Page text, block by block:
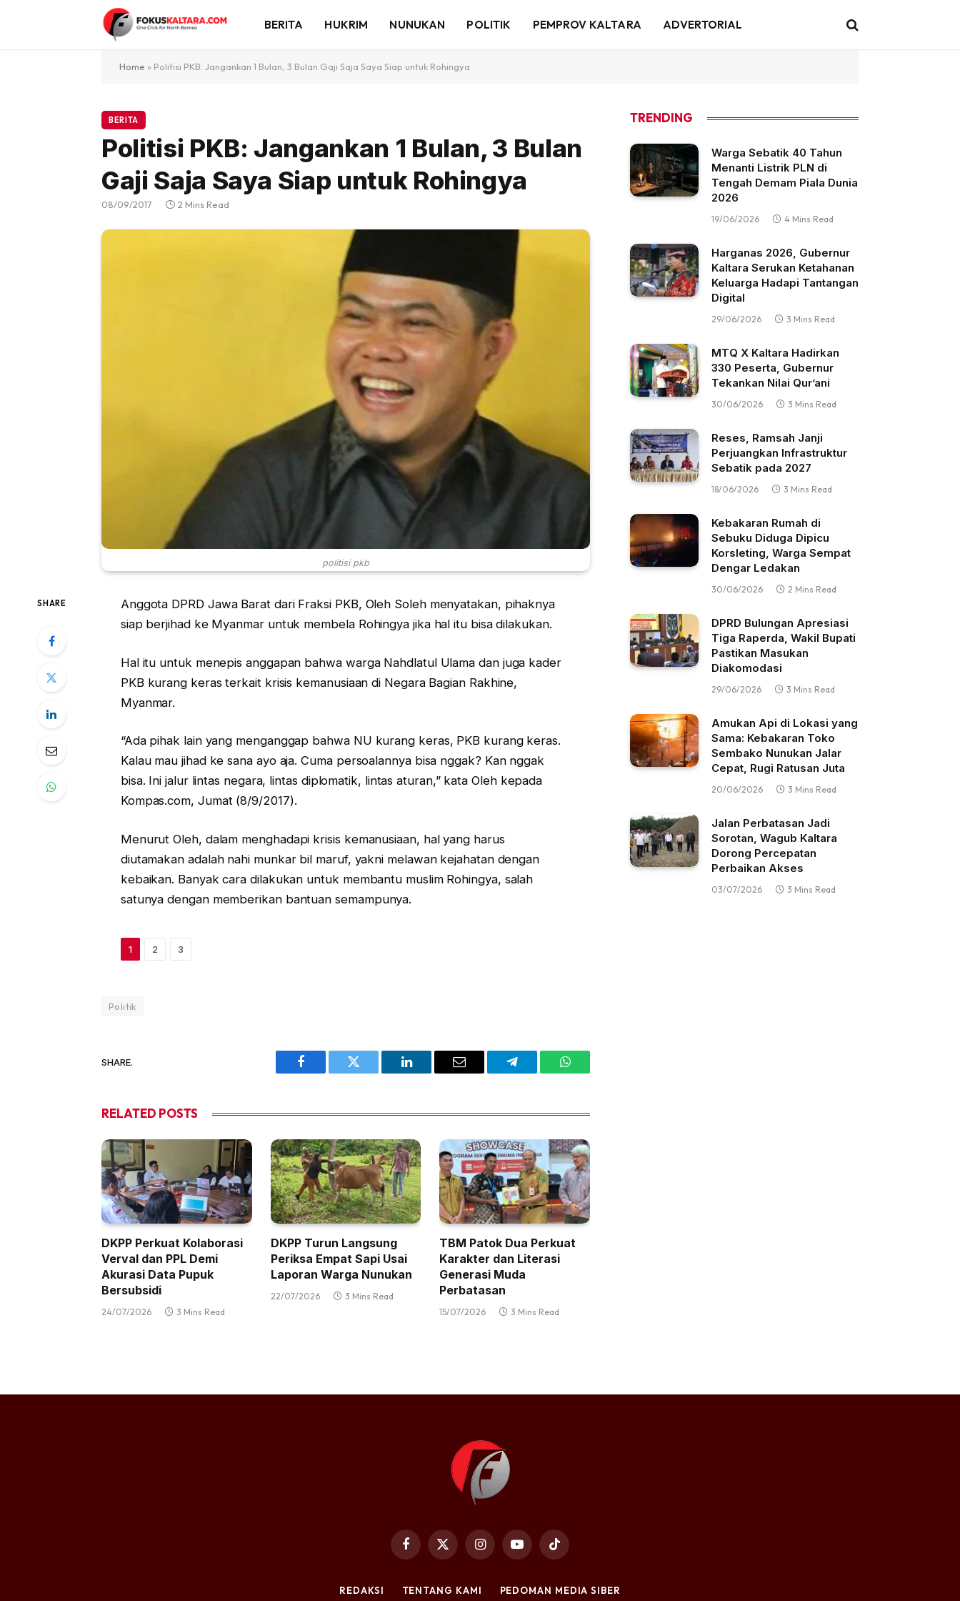
BERITA HUKRIM NUNUKAN POLITIK PEMPROV KALTARA ADVERTORIAL
Home » Politisi PKB: Jangankan 1 Bulan, 3 Bulan Gaji Saja Saya Siap untuk Rohingya
BERITA
Politisi PKB: Jangankan 1 Bulan, 3 Bulan
Gaji Saja Saya Siap untuk Rohingya
08/09/2017 2 Mins Read
politisi pkb
SHARE
Anggota DPRD Jawa Barat dari Fraksi PKB, Oleh Soleh menyatakan, pihaknya
siap berjihad ke Myanmar untuk membela Rohingya jika hal itu bisa dilakukan.
Hal itu untuk menepis anggapan bahwa warga Nahdlatul Ulama dan juga kader
PKB kurang keras terkait krisis kemanusiaan di Negara Bagian Rakhine,
Myanmar.
“Ada pihak lain yang menganggap bahwa NU kurang keras, PKB kurang keras.
Kalau mau jihad ke sana ayo aja. Cuma persoalannya bisa nggak? Kan nggak
bisa. Ini jalur lintas negara, lintas diplomatik, lintas aturan,” kata Oleh kepada
Kompas.com, Jumat (8/9/2017).
Menurut Oleh, dalam menghadapi krisis kemanusiaan, hal yang harus
diutamakan adalah nahi munkar bil maruf, yakni melawan kejahatan dengan
kebaikan. Banyak cara dilakukan untuk membantu muslim Rohingya, salah
satunya dengan memberikan bantuan semampunya.
1 2 3
Politik
SHARE.
Facebook Twitter LinkedIn Email Telegram WhatsApp
RELATED POSTS
DKPP Perkuat Kolaborasi
Verval dan PPL Demi
Akurasi Data Pupuk
Bersubsidi
24/07/2026 3 Mins Read
DKPP Turun Langsung
Periksa Empat Sapi Usai
Laporan Warga Nunukan
22/07/2026 3 Mins Read
TBM Patok Dua Perkuat
Karakter dan Literasi
Generasi Muda
Perbatasan
15/07/2026 3 Mins Read
TRENDING
Warga Sebatik 40 Tahun
Menanti Listrik PLN di
Tengah Demam Piala Dunia
2026
19/06/2026 4 Mins Read
Harganas 2026, Gubernur
Kaltara Serukan Ketahanan
Keluarga Hadapi Tantangan
Digital
29/06/2026 3 Mins Read
MTQ X Kaltara Hadirkan
330 Peserta, Gubernur
Tekankan Nilai Qur’ani
30/06/2026 3 Mins Read
Reses, Ramsah Janji
Perjuangkan Infrastruktur
Sebatik pada 2027
18/06/2026 3 Mins Read
Kebakaran Rumah di
Sebuku Diduga Dipicu
Korsleting, Warga Sempat
Dengar Ledakan
30/06/2026 2 Mins Read
DPRD Bulungan Apresiasi
Tiga Raperda, Wakil Bupati
Pastikan Masukan
Diakomodasi
29/06/2026 3 Mins Read
Amukan Api di Lokasi yang
Sama: Kebakaran Toko
Sembako Nunukan Jalar
Cepat, Rugi Ratusan Juta
20/06/2026 3 Mins Read
Jalan Perbatasan Jadi
Sorotan, Wagub Kaltara
Dorong Percepatan
Perbaikan Akses
03/07/2026 3 Mins Read
Facebook
X
InstagramYouTubeTikTok
REDAKSI TENTANG KAMI PEDOMAN MEDIA SIBER